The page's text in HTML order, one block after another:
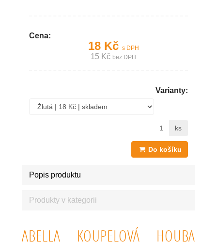
Cena:
18 Kč s DPH
15 Kč bez DPH
Varianty:
ks
Do košíku
Popis produktu
Produkty v kategorii
ABELLA KOUPELOVÁ HOUBA